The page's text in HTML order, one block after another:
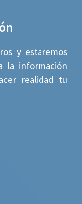
y estaremos
la información
realidad tu